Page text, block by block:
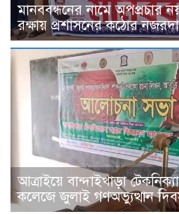
মানববন্ধনের নামে অপপ্রচার
রক্ষায় প্রশাসনের কঠোর
আত্রাইয়ে বান্দাইখাড়া
কলেজে জুলাই গণঅভ্যুত্থান